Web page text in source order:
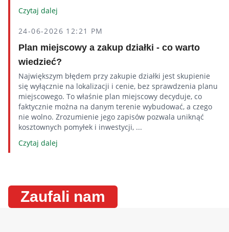
Czytaj dalej
24-06-2026 12:21 PM
Plan miejscowy a zakup działki - co warto
wiedzieć?
Największym błędem przy zakupie działki jest skupienie
się wyłącznie na lokalizacji i cenie, bez sprawdzenia planu
miejscowego. To właśnie plan miejscowy decyduje, co
faktycznie można na danym terenie wybudować, a czego
nie wolno. Zrozumienie jego zapisów pozwala uniknąć
kosztownych pomyłek i inwestycji, ...
Czytaj dalej
Zaufali nam